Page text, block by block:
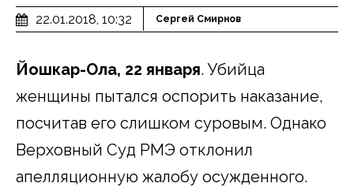
22.01.2018, 10:32 Сергей Смирнов
Йошкар-Ола, 22 января. Убийца
женщины пытался оспорить наказание,
посчитав его слишком суровым. Однако
Верховный Суд РМЭ отклонил
апелляционную жалобу осужденного.